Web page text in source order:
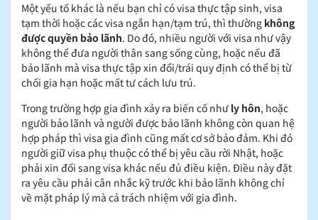
Một yếu tố khác là nếu bạn chỉ có visa thực tập sinh, visa
tạm thời hoặc các visa ngắn hạn/tạm trú, thì thường không
được quyền bảo lãnh. Do đó, nhiều người với visa như vậy
không thể đưa người thân sang sống cùng, hoặc nếu đã
bảo lãnh mà visa thực tập xin đổi/trái quy định có thể bị từ
chối gia hạn hoặc mất tư cách lưu trú.
Trong trường hợp gia đình xảy ra biến cố như ly hôn, hoặc
người bảo lãnh và người được bảo lãnh không còn quan hệ
hợp pháp thì visa gia đình cũng mất cơ sở bảo đảm. Khi đó
người giữ visa phụ thuộc có thể bị yêu cầu rời Nhật, hoặc
phải xin đổi sang visa khác nếu đủ điều kiện. Điều này đặt
ra yêu cầu phải cân nhắc kỹ trước khi bảo lãnh không chỉ
về mặt pháp lý mà cả trách nhiệm với gia đình.